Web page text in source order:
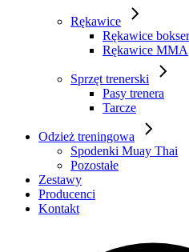
Rękawice
Rękawice
Rękawice MMA
Sprzęt trenerski
Pasy trenera
Tarcze
Odzież treningowa
Spodenki Muay Thai
Pozostałe
Zestawy
Producenci
Kontakt